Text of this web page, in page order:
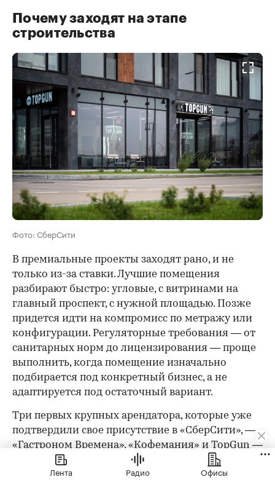
Почему заходят на этапе
строительства
Фото: СберСити
В премиальные проекты заходят рано, и не
только из-за ставки. Лучшие помещения
разбирают быстро: угловые, с витринами на
главный проспект, с нужной площадью. Позже
придется идти на компромисс по метражу или
конфигурации. Регуляторные требования — от
санитарных норм до лицензирования — проще
выполнить, когда помещение изначально
подбирается под конкретный бизнес, а не
адаптируется под остаточный вариант.
Три первых крупных арендатора, которые уже
подтвердили свое присутствие в «СберСити», —
«Гастроном Времена», «Кофемания» и TopGun —
сделали это осознанно.
Лента Радио Офисы